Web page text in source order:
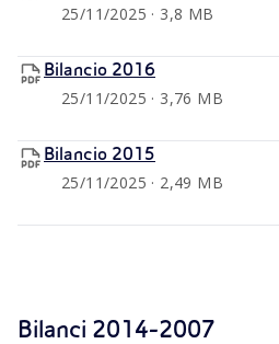
25/11/2025 · 3,8 MB
Bilancio 2016
25/11/2025 · 3,76 MB
Bilancio 2015
25/11/2025 · 2,49 MB
Bilanci 2014-2007